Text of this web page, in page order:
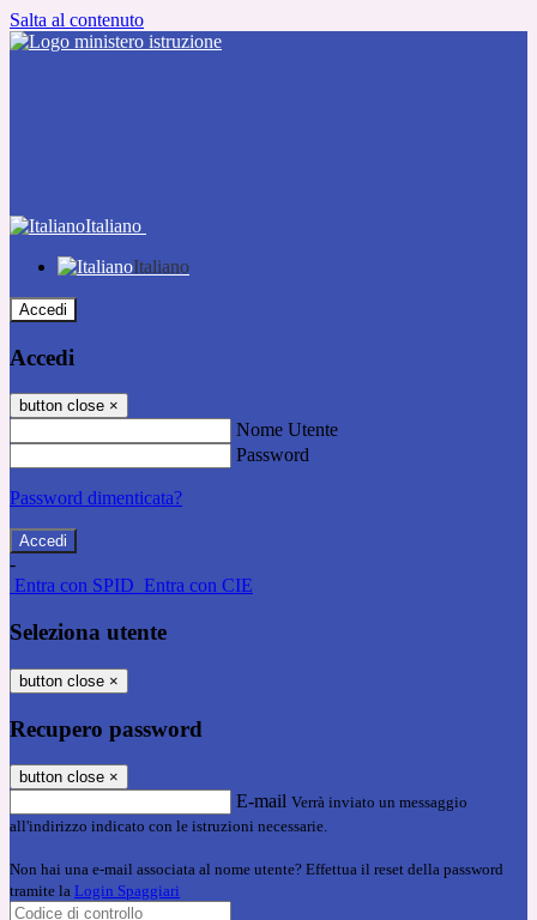
Salta al contenuto
Italiano
Italiano
Accedi
Accedi
button close ×
Nome Utente
Password
Password dimenticata?
-
Entra con SPID Entra con CIE
Seleziona utente
button close ×
Recupero password
button close ×
E-mail Verrà inviato un messaggio
all'indirizzo indicato con le istruzioni necessarie.
Non hai una e-mail associata al nome utente? Effettua il reset della password
tramite la Login Spaggiari